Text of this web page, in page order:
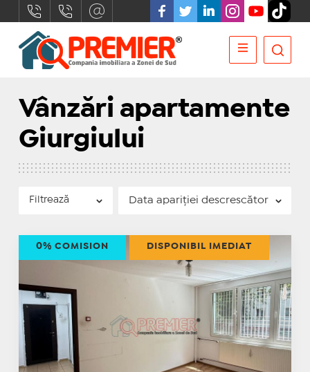
Vânzări apartamente
Giurgiului
Filtrează
0% COMISION DISPONIBIL IMEDIAT